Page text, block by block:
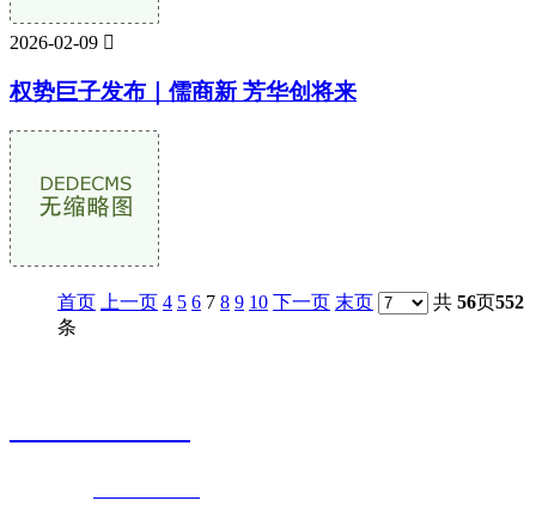
2026-02-09 
权势巨子发布｜儒商新 芳华创将来
首页 上一页 4 5 6 7 8 9 10 下一页 末页 共 56页552
条